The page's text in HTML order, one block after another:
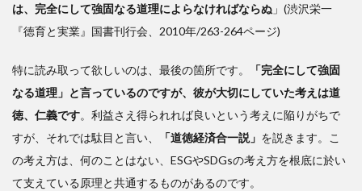
は、完全にして強固なる道理によらなければならぬ 」(渋沢栄一
『徳育と実業』国書刊行会、2010年/263-264ページ)
特に読み取って欲しいのは、最後の箇所です。
「完全にして強固
なる道理」と言っているのですが、彼が大切にしていた考えは道
徳、仁義です。利益さえ得られれば良いという考えに陥りがちで
すが、それでは駄目と言い、
「道徳経済合一説」 を説きます。こ
の考え方は、何のことはない、ESGやSDGsの考え方を根底に於い
て支えている原理と共通するものがあるのです。